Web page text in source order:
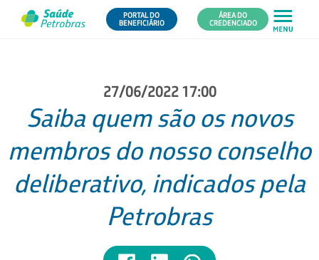
PORTAL DO
BENEFICIÁRIO
ÁREA DO
CREDENCIADO
27/06/2022 17:00
Saiba quem são os novos
membros do nosso conselho
deliberativo, indicados pela
Petrobras